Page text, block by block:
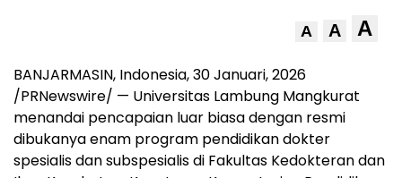
A A A
BANJARMASIN, Indonesia,30 Januari, 2026
/PRNewswire/ — Universitas Lambung Mangkurat
menandai pencapaian luar biasa dengan resmi
dibukanya enam program pendidikan dokter
spesialis dan subspesialis di Fakultas Kedokteran dan